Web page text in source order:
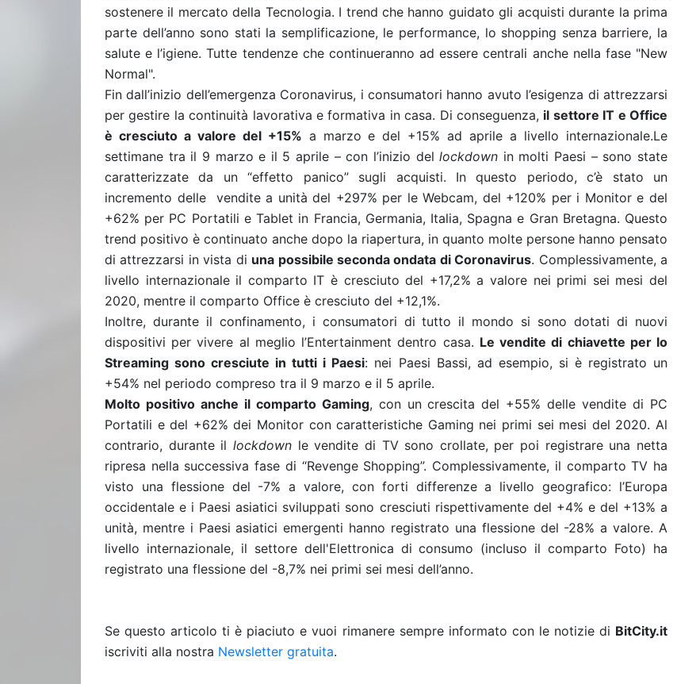
sostenere il mercato della Tecnologia. I trend che hanno guidato gli acquisti durante la prima
parte dell’anno sono stati la semplificazione, le performance, lo shopping senza barriere, la
salute e l’igiene. Tutte tendenze che continueranno ad essere centrali anche nella fase "New
Normal".
Fin dall’inizio dell’emergenza Coronavirus, i consumatori hanno avuto l’esigenza di attrezzarsi
per gestire la continuità lavorativa e formativa in casa. Di conseguenza, il settore IT e Office
è cresciuto a valore del +15% a marzo e del +15% ad aprile a livello internazionale.Le
settimane tra il 9 marzo e il 5 aprile – con l’inizio dellockdown in molti Paesi – sono state
caratterizzate da un “effetto panico” sugli acquisti. In questo periodo, c’è stato un
incremento delle vendite a unità del +297% per le Webcam, del +120% per i Monitor e del
+62% per PC Portatili e Tablet in Francia, Germania, Italia, Spagna e Gran Bretagna. Questo
trend positivo è continuato anche dopo la riapertura, in quanto molte persone hanno pensato
di attrezzarsi in vista di una possibile seconda ondata di Coronavirus. Complessivamente, a
livello internazionale il comparto IT è cresciuto del +17,2% a valore nei primi sei mesi del
2020, mentre il comparto Office è cresciuto del +12,1%.
Inoltre, durante il confinamento, i consumatori di tutto il mondo si sono dotati di nuovi
dispositivi per vivere al meglio l’Entertainment dentro casa. Le vendite di chiavette per lo
Streaming sono cresciute in tutti i Paesi: nei Paesi Bassi, ad esempio, si è registrato un
+54% nel periodo compreso tra il 9 marzo e il 5 aprile.
Molto positivo anche il comparto Gaming, con un crescita del +55% delle vendite di PC
Portatili e del +62% dei Monitor con caratteristiche Gaming nei primi sei mesi del 2020. Al
contrario, durante il lockdown le vendite di TV sono crollate, per poi registrare una netta
ripresa nella successiva fase di “Revenge Shopping”. Complessivamente, il comparto TV ha
visto una flessione del -7% a valore, con forti differenze a livello geografico: l’Europa
occidentale e i Paesi asiatici sviluppati sono cresciuti rispettivamente del +4% e del +13% a
unità, mentre i Paesi asiatici emergenti hanno registrato una flessione del -28% a valore. A
livello internazionale, il settore dell'Elettronica di consumo (incluso il comparto Foto) ha
registrato una flessione del -8,7% nei primi sei mesi dell’anno.
Se questo articolo ti è piaciuto e vuoi rimanere sempre informato con le notizie di BitCity.it
iscriviti alla nostra Newsletter gratuita.